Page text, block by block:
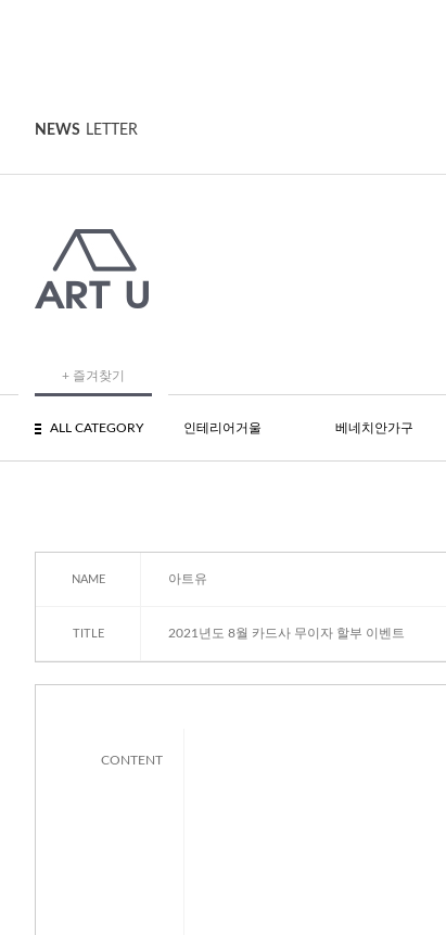
NEWS LETTER
+ 즐겨찾기
ALL CATEGORY 인테리어거울 베네치안가구
NAME 아트유
TITLE 2021년도 8월 카드사 무이자 할부 이벤트
CONTENT